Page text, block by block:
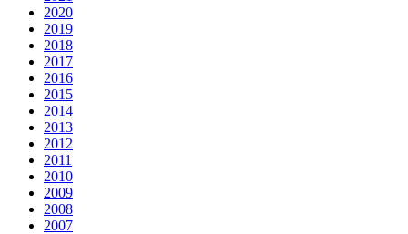
2020
2019
2018
2017
2016
2015
2014
2013
2012
2011
2010
2009
2008
2007